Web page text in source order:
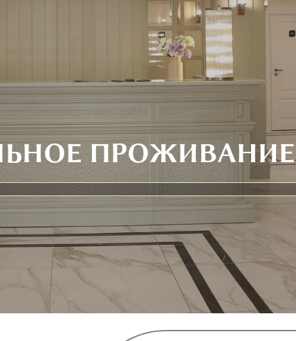
ПРОЖИВАНИЕ